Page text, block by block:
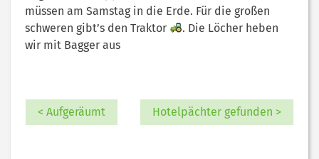
müssen am Samstag in die Erde. Für die großen
schweren gibt’s den Traktor
. Die Löcher heben
wir mit Bagger aus
< Aufgeräumt Hotelpächter gefunden >